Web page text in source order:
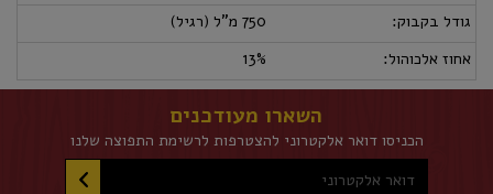
גודל בקבוק:
750 מ"ל (רגיל)
אחוז אלכוהול:
13%
השארו מעודכנים
הכניסו דואר אלקטרוני להצטרפות לרשימת התפוצה שלנו
דואר אלקטרוני